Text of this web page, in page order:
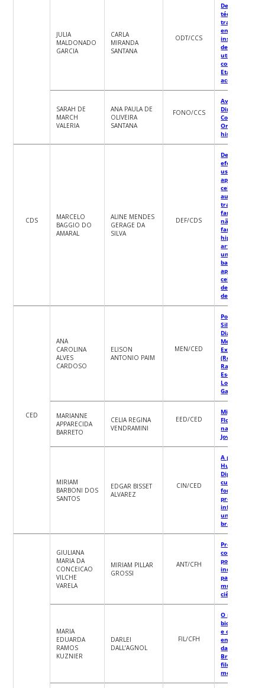
JULIA
MALDONADO
GARCIA
CARLA
MIRANDA
SANTANA
ODT/CCS
Desempenho
técnica de
tratamento
endodôntico
instrumental
dentes
utilizando
com
Etapa de
SARAH DE
MARCH
VALERIA
ANA PAULA DE
OLIVEIRA
SANTANA
FONO/CCS
Avaliação
Dinâmica da
Compreensão
Oral: aspectos
histórico-
CDS
MARCELO
BAGGIO DO
AMARAL
ALINE MENDES
GERAGE DA
SILVA
DEF/CDS
efetividade e
usabilidade
aplicativo de
celular para
auxiliar no
tratamento
farmacológico
não
farmacológico
hipertensão
arterial: efeito
uma
baseada em
aplicativo de
celular nos
de atividade
de p
CED
ANA
CAROLINA
ALVES
CARDOSO
ELISON
ANTONIO PAIM
MEN/CED
Por Entre
Silêncios e
Diálogos:
Memórias e
Experiências
(Re)Existência
Racismos em
Escolas de
Lopes,
Garopaba – SC
MARIANNE
APPARECIDA
BARRETO
CELIA REGINA
VENDRAMINI
EED/CED
Migrantes em
Florianópolis/
na Educação
Jovens e
MIRIAM
BARBONI DOS
SANTOS
EDGAR BISSET
ALVAREZ
CIN/CED
A presença
Humanidades
Digitais nos
cursos que
formam
profissionais
informação
universidades
brasileiras
GIULIANA
MARIA DA
CONCEICAO
VILCHE
VARELA
MIRIAM PILLAR
GROSSI
ANT/CFH
Prêmios,
concursos
política de
incentivo à
participação
mulheres na
ciência
MARIA
EDUARDA
RAMOS
KUZNIER
DARLEI
DALL’AGNOL
FIL/CFH
O princípio
bioético da
e o
da COVID-19
Brasil:
filosofia da
medicina